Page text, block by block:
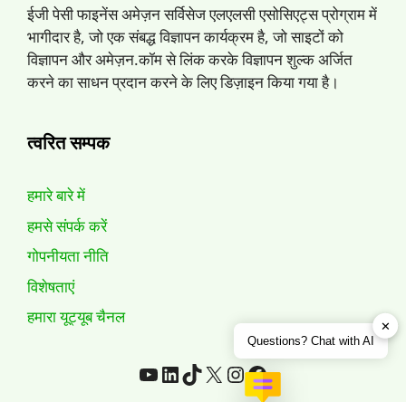
ईजी पेसी फाइनेंस अमेज़न सर्विसेज एलएलसी एसोसिएट्स प्रोग्राम में
भागीदार है, जो एक संबद्ध विज्ञापन कार्यक्रम है, जो साइटों को
विज्ञापन और अमेज़न.कॉम से लिंक करके विज्ञापन शुल्क अर्जित
करने का साधन प्रदान करने के लिए डिज़ाइन किया गया है।
त्वरित सम्पक
हमारे बारे में
हमसे संपर्क करें
गोपनीयता नीति
विशेषताएं
हमारा यूट्यूब चैनल
यूट्यूबLinkedin
टिकटॉक
एक्सInstagram
फेसबुक
✕
Questions? Chat with AI